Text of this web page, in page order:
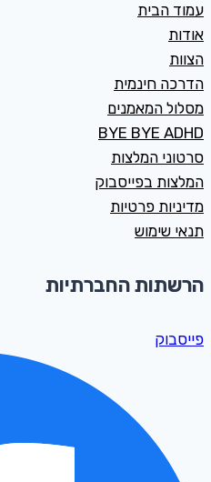
עמוד הבית
אודות
הצוות
הדרכה חינמית
מסלול המאמנים
BYE BYE ADHD
סרטוני המלצות
המלצות בפייסבוק
מדיניות פרטיות
תנאי שימוש
הרשתות החברתיות
פייסבוק